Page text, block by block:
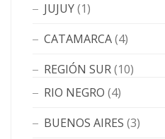
JUJUY(1)
CATAMARCA(4)
REGIÓN SUR(10)
RIO NEGRO (4)
BUENOS AIRES (3)